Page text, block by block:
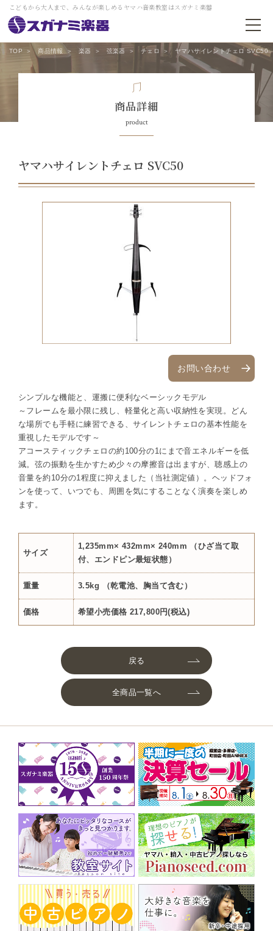
こどもから大人まで、みんなが楽しめるヤマハ音楽教室はスガナミ楽器
TOP 商品情報 楽器 弦楽器 チェロ ヤマハサイレントチェロ SVC50
商品詳細
product
ヤマハサイレントチェロ SVC50
お問い合わせ
シンプルな機能と、運搬に便利なベーシックモデル
～フレームを最小限に残し、軽量化と高い収納性を実現。どん
な場所でも手軽に練習できる、サイレントチェロの基本性能を
重視したモデルです～
アコースティックチェロの約100分の1にまで音エネルギーを低
減。弦の振動を生かすため少々の摩擦音は出ますが、聴感上の
音量を約10分の1程度に抑えました（当社測定値）。ヘッドフォ
ンを使って、いつでも、周囲を気にすることなく演奏を楽しめ
ます。
サイズ
1,235mm× 432mm× 240mm （ひざ当て取
付、エンドピン最短状態）
重量 3.5kg （乾電池、胸当て含む）
価格 希望小売価格 217,800円(税込)
戻る
全商品一覧へ